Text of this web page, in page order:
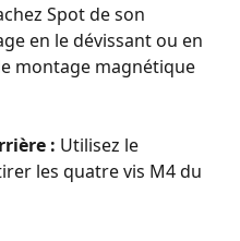
Spot de son
en le dévissant ou en
montage magnétique
: Utilisez le
les quatre vis M4 du